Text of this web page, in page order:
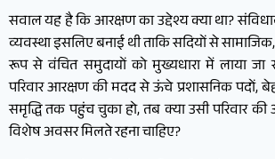
सवाल यह है कि आरक्षण का उद्देश्य क्या था?
व्यवस्था इसलिए बनाई थी ताकि सदियों से
रूप से वंचित समुदायों को मुख्यधारा में लाया
परिवार आरक्षण की मदद से ऊंचे प्रशासनिक पदों,
समृद्धि तक पहुंच चुका हो, तब क्या उसी परिवार की
विशेष अवसर मिलते रहना चाहिए?